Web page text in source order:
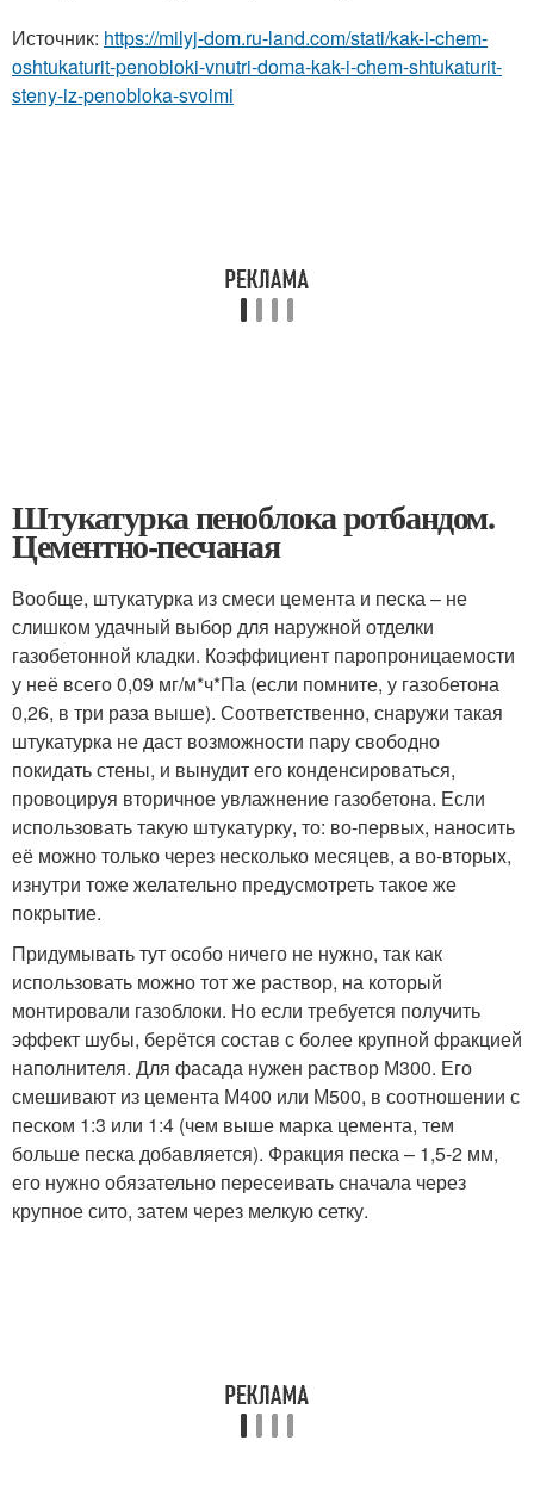
Источник: https://milyj-dom.ru-land.com/stati/kak-i-chem-
oshtukaturit-penobloki-vnutri-doma-kak-i-chem-shtukaturit-
steny-iz-penobloka-svoimi
Штукатурка пеноблока ротбандом.
Цементно-песчаная
Вообще, штукатурка из смеси цемента и песка – не
слишком удачный выбор для наружной отделки
газобетонной кладки. Коэффициент паропроницаемости
у неё всего 0,09 мг/м*ч*Па (если помните, у газобетона
0,26, в три раза выше). Соответственно, снаружи такая
штукатурка не даст возможности пару свободно
покидать стены, и вынудит его конденсироваться,
провоцируя вторичное увлажнение газобетона. Если
использовать такую штукатурку, то: во-первых, наносить
её можно только через несколько месяцев, а во-вторых,
изнутри тоже желательно предусмотреть такое же
покрытие.
Придумывать тут особо ничего не нужно, так как
использовать можно тот же раствор, на который
монтировали газоблоки. Но если требуется получить
эффект шубы, берётся состав с более крупной фракцией
наполнителя. Для фасада нужен раствор М300. Его
смешивают из цемента М400 или М500, в соотношении с
песком 1:3 или 1:4 (чем выше марка цемента, тем
больше песка добавляется). Фракция песка – 1,5-2 мм,
его нужно обязательно пересеивать сначала через
крупное сито, затем через мелкую сетку.